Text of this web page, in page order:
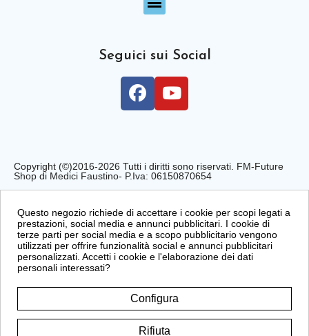
Seguici sui Social
Copyright (©)2016-2026 Tutti i diritti sono riservati. FM-Future
Shop di Medici Faustino- P.Iva: 06150870654
Questo negozio richiede di accettare i cookie per scopi legati a
prestazioni, social media e annunci pubblicitari. I cookie di
terze parti per social media e a scopo pubblicitario vengono
utilizzati per offrire funzionalità social e annunci pubblicitari
personalizzati. Accetti i cookie e l'elaborazione dei dati
personali interessati?
Configura
Rifiuta